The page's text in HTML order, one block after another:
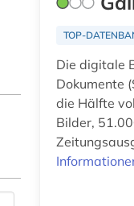
TOP-
Die digitale
Dokumente
die Hälfte
Bilder,